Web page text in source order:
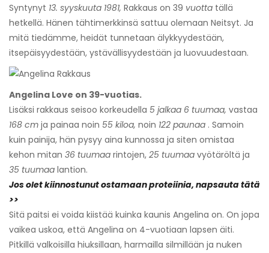
Syntynyt 13. syyskuuta 1981, Rakkaus on 39 vuotta tällä
hetkellä. Hänen tähtimerkkinsä sattuu olemaan Neitsyt. Ja
mitä tiedämme, heidät tunnetaan älykkyydestään,
itsepäisyydestään, ystävällisyydestään ja luovuudestaan.
Angelina Love on 39-vuotias.
Lisäksi rakkaus seisoo korkeudella 5 jalkaa 6 tuumaa, vastaa
168 cm ja painaa noin 55 kiloa, noin 122 paunaa . Samoin
kuin painija, hän pysyy aina kunnossa ja siten omistaa
kehon mitan 36 tuumaa rintojen, 25 tuumaa vyötäröltä ja
35 tuumaa lantion.
Jos olet kiinnostunut ostamaan proteiinia, napsauta tätä
>>
Sitä paitsi ei voida kiistää kuinka kaunis Angelina on. On jopa
vaikea uskoa, että Angelina on 4-vuotiaan lapsen äiti.
Pitkillä valkoisilla hiuksillaan, harmailla silmillään ja nuken